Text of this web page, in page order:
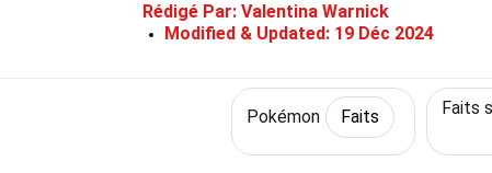
Rédigé Par: Valentina Warnick
Modified & Updated: 19 Déc 2024
Pokémon Faits Faits